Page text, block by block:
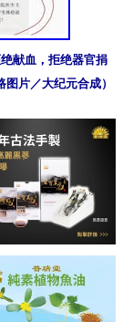
献血，拒绝器官捐
片／大纪元合成）